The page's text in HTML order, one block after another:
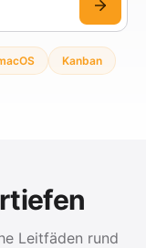
Kanban
Leitfäden rund